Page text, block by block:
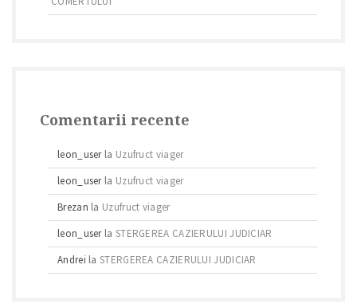
Comentarii recente
leon_userla Uzufruct viager
leon_userla Uzufruct viager
Brezan la Uzufruct viager
leon_userla STERGEREA CAZIERULUI JUDICIAR
Andrei laSTERGEREA CAZIERULUI JUDICIAR